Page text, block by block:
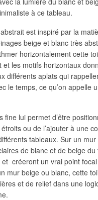
à ce tableau.
est inspiré par la
beige et blanc très
horizontalement cette
et les motifs horizontaux
différents aplats qui
le temps, ce qu’on appelle
fine lui permet d’être
ou de l’ajouter à une
tableaux. Sur un
de blanc et de beige du
et créeront un vrai point
mur beige ou blanc, cette
et de relief dans une